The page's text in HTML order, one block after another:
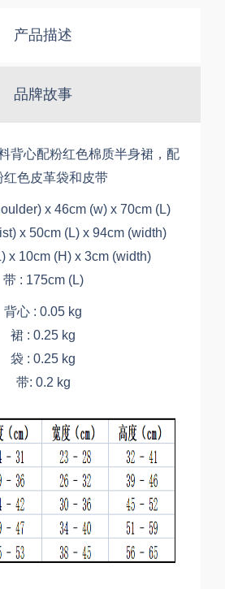
产品描述
品牌故事
背心配粉红色棉质半身裙，配
红色皮革袋和皮带
x 46cm (w) x 70cm (L)
x 50cm (L) x 94cm (width)
x 10cm (H) x 3cm (width)
带 : 175cm (L)
背心 : 0.05 kg
裙 : 0.25 kg
袋 : 0.25 kg
带: 0.2 kg